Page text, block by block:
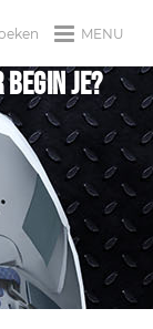
MENU
je?